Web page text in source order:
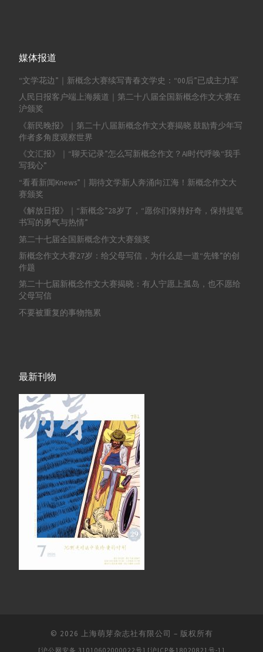
媒体报道
“文学花边”｜新概念大赛续写青春文学史：“00后”已成主力军
人民日报客户端上海频道｜第二十八届全国新概念作文大赛在
沪颁奖
《新民晚报》｜第二十八届新概念作文大赛揭晓 鼓励青少年写
作者多角度观察世界
《文汇报》｜“聊天记录”怎么写新概念作文？AI时代呼唤“我手
写我心”
“看看新闻Knews”｜期待文学新人奔涌向江海！新概念作文大
赛颁奖
《解放日报》｜“新概念”28岁了，“愿你们保持好奇，保持提笔
书写的勇气与热情”
第二十七届全国新概念作文大赛颁奖
新概念作文大赛27岁：给父母写信，为什么是一道“先锋”的创
作题
第二十七届新概念作文大赛揭晓：有人宁愿上孤岛，也不愿给
父母写信
不要被重复的事物拖累
最新刊物
© 2026 上海萌芽杂志社有限公司 – 版权所有
[沪公网安备 31010602000022号] [沪ICP备18020821号-1]